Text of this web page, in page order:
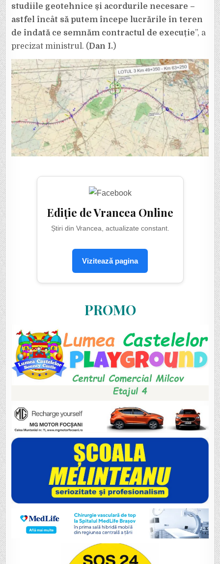
studiile geotehnice și acordurile necesare –
astfel încât să putem începe lucrările în teren
de îndată ce semnăm contractul de execuție”, a
precizat ministrul. (Dan I.)
Ediție de Vrancea Online
Știri din Vrancea, actualizate constant.
Vizitează pagina
PROMO